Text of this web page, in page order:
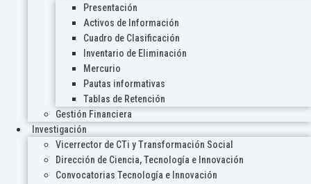
Presentación
Activos de Información
Cuadro de Clasificación
Inventario de Eliminación
Mercurio
Pautas informativas
Tablas de Retención
Gestión Financiera
Investigación
Vicerrector de CTi y Transformación Social
Dirección de Ciencia, Tecnología e Innovación
Convocatorias Tecnología e Innovación